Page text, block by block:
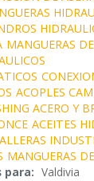
MANGUERAS
ACOPLES
ACERO Y
ACEITES
MANGUERAS
para: Valdivia